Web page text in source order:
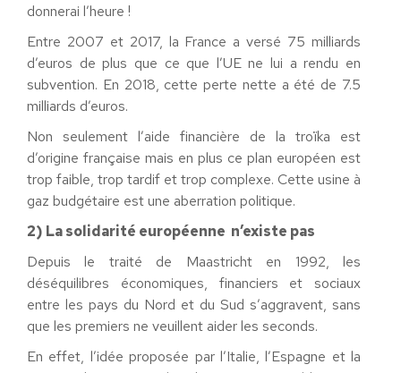
donnerai l’heure !
Entre 2007 et 2017, la France a versé 75 milliards
d’euros de plus que ce que l’UE ne lui a rendu en
subvention. En 2018, cette perte nette a été de 7.5
milliards d’euros.
Non seulement l’aide financière de la troïka est
d’origine française mais en plus ce plan européen est
trop faible, trop tardif et trop complexe. Cette usine à
gaz budgétaire est une aberration politique.
2) La solidarité européenne n’existe pas
Depuis le traité de Maastricht en 1992, les
déséquilibres économiques, financiers et sociaux
entre les pays du Nord et du Sud s’aggravent, sans
que les premiers ne veuillent aider les seconds.
En effet, l’idée proposée par l’Italie, l’Espagne et la